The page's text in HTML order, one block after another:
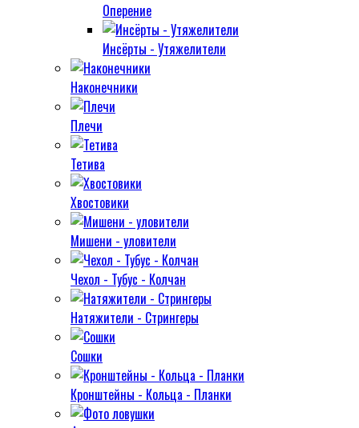
Оперение
Инсёрты - Утяжелители
Наконечники
Плечи
Тетива
Хвостовики
Мишени - уловители
Чехол - Тубус - Колчан
Натяжители - Стрингеры
Сошки
Кронштейны - Кольца - Планки